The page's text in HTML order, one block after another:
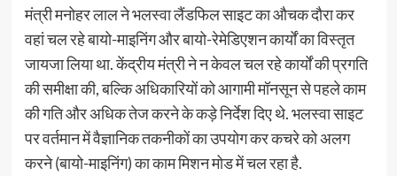
मंत्री मनोहर लाल ने भलस्वा लैंडफिल साइट का औचक दौरा कर
वहां चल रहे बायो-माइनिंग और बायो-रेमेडिएशन कार्यों का विस्तृत
जायजा लिया था. केंद्रीय मंत्री ने न केवल चल रहे कार्यों की प्रगति
की समीक्षा की, बल्कि अधिकारियों को आगामी मॉनसून से पहले काम
की गति और अधिक तेज करने के कड़े निर्देश दिए थे. भलस्वा साइट
पर वर्तमान में वैज्ञानिक तकनीकों का उपयोग कर कचरे को अलग
करने (बायो-माइनिंग) का काम मिशन मोड में चल रहा है.